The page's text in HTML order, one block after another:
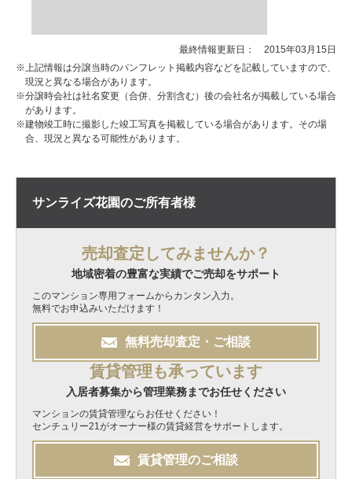
最終情報更新日： 2015年03月15日
※上記情報は分譲当時のパンフレット掲載内容などを記載していますので、
現況と異なる場合があります。
※分譲時会社は社名変更（合併、分割含む）後の会社名が掲載している場合
があります。
※建物竣工時に撮影した竣工写真を掲載している場合があります。その場
合、現況と異なる可能性があります。
サンライズ花園のご所有者様
売却査定してみませんか？
地域密着の豊富な実績でご売却をサポート
このマンション専用フォームからカンタン入力。
無料でお申込みいただけます！
無料売却査定・ご相談
賃貸管理も承っています
入居者募集から管理業務までお任せください
マンションの賃貸管理ならお任せください！
センチュリー21がオーナー様の賃貸経営をサポートします。
賃貸管理のご相談